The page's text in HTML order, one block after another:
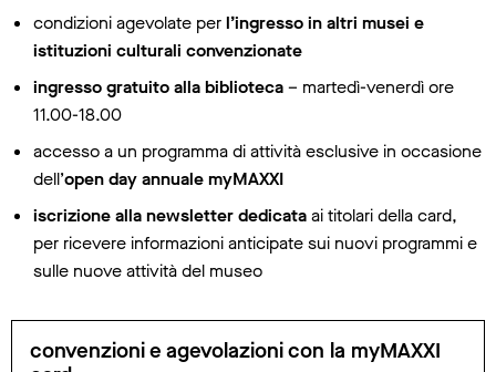
condizioni agevolate perl’ingresso in altri musei e
istituzioni culturali convenzionate
ingresso gratuito alla biblioteca– martedì-venerdì ore
11.00-18.00
accesso a un programma di attività esclusive in occasione
dell’open day annuale myMAXXI
iscrizione alla newsletter dedicataai titolari della card,
per ricevere informazioni anticipate sui nuovi programmi e
sulle nuove attività del museo
convenzioni e agevolazioni con la myMAXXI